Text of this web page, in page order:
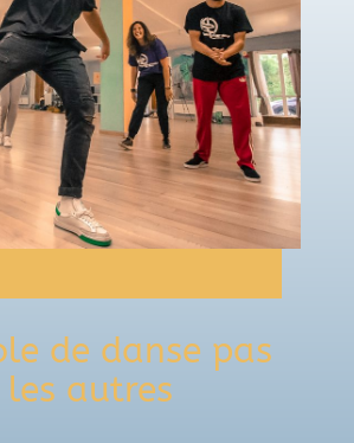
de danse pas
autres